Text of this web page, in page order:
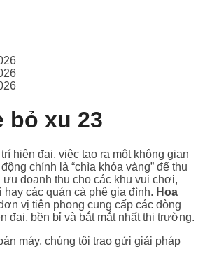
bỏ xu 23
hiện đại, việc tạo ra một không gian
chính là “chìa khóa vàng” để thu
ưu doanh thu cho các khu vui chơi,
các quán cà phê gia đình. Hoa
vị tiên phong cung cấp các dòng
đại, bền bỉ và bắt mắt nhất thị trường.
máy, chúng tôi trao gửi giải pháp